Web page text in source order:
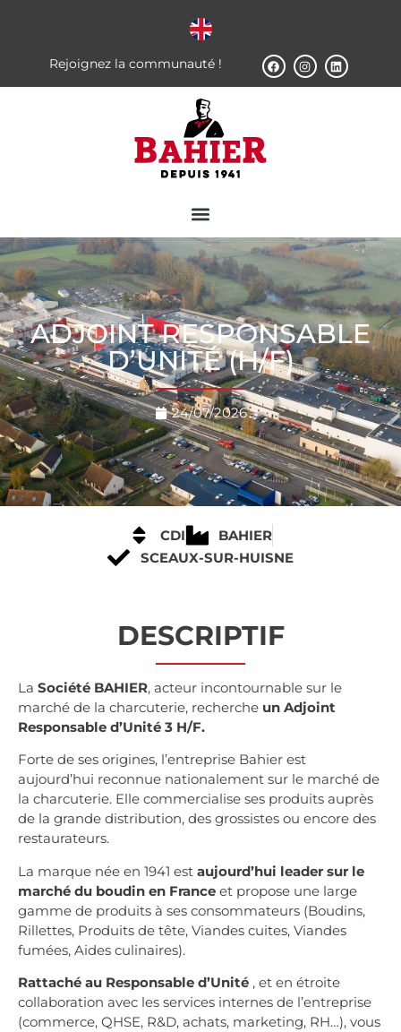
Rejoignez la communauté !
ADJOINT RESPONSABLE
D’UNITÉ (H/F)
24/07/2026
CDI
BAHIER
SCEAUX-SUR-HUISNE
DESCRIPTIF
La Société BAHIER, acteur incontournable sur le
marché de la charcuterie, recherche un Adjoint
Responsable d’Unité 3 H/F.
Forte de ses origines, l’entreprise Bahier est
aujourd’hui reconnue nationalement sur le marché de
la charcuterie. Elle commercialise ses produits auprès
de la grande distribution, des grossistes ou encore des
restaurateurs.
La marque née en 1941 est aujourd’hui leader sur le
marché du boudin en France et propose une large
gamme de produits à ses consommateurs (Boudins,
Rillettes, Produits de tête, Viandes cuites, Viandes
fumées, Aides culinaires).
Rattaché au Responsable d’Unité , et en étroite
collaboration avec les services internes de l’entreprise
(commerce, QHSE, R&D, achats, marketing, RH…), vous